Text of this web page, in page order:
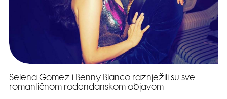
Selena Gomez i Benny Blanco raznježili su sve
romantičnom rođendanskom objavom